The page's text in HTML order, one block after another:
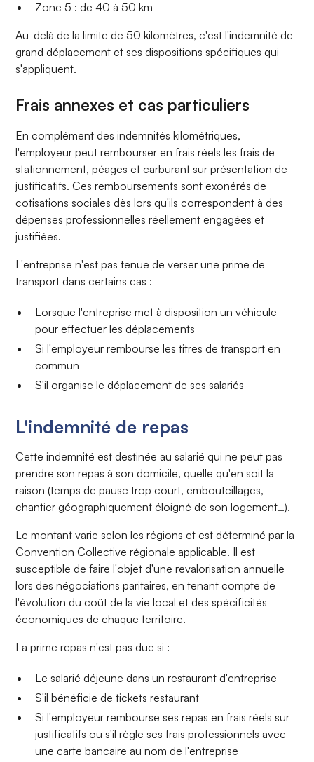
Zone 5 : de 40 à 50 km
Au-delà de la limite de 50 kilomètres, c'est l'indemnité de
grand déplacement et ses dispositions spécifiques qui
s'appliquent.
Frais annexes et cas particuliers
En complément des indemnités kilométriques,
l'employeur peut rembourser en frais réels les frais de
stationnement, péages et carburant sur présentation de
justificatifs. Ces remboursements sont exonérés de
cotisations sociales dès lors qu'ils correspondent à des
dépenses professionnelles réellement engagées et
justifiées.
L'entreprise n'est pas tenue de verser une prime de
transport dans certains cas :
Lorsque l'entreprise met à disposition un véhicule
pour effectuer les déplacements
Si l'employeur rembourse les titres de transport en
commun
S'il organise le déplacement de ses salariés
L'indemnité de repas
Cette indemnité est destinée au salarié qui ne peut pas
prendre son repas à son domicile, quelle qu'en soit la
raison (temps de pause trop court, embouteillages,
chantier géographiquement éloigné de son logement…).
Le montant varie selon les régions et est déterminé par la
Convention Collective régionale applicable. Il est
susceptible de faire l'objet d'une revalorisation annuelle
lors des négociations paritaires, en tenant compte de
l'évolution du coût de la vie local et des spécificités
économiques de chaque territoire.
La prime repas n'est pas due si :
Le salarié déjeune dans un restaurant d'entreprise
S'il bénéficie de tickets restaurant
Si l'employeur rembourse ses repas en frais réels sur
justificatifs ou s'il règle ses frais professionnels avec
une carte bancaire au nom de l'entreprise